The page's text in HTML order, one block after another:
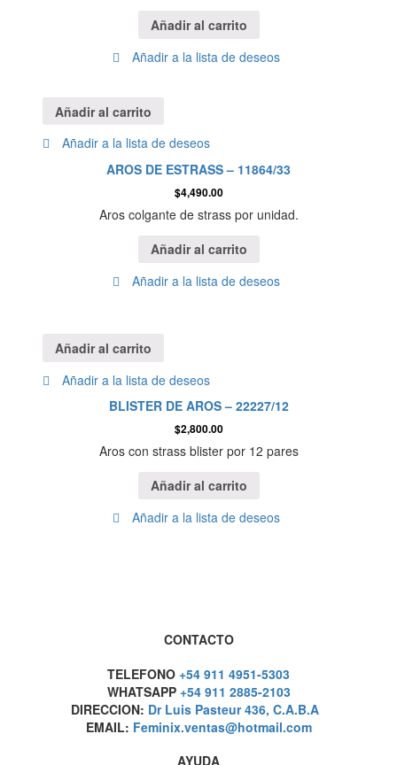
Añadir al carrito
Añadir a la lista de deseos
Añadir al carrito
Añadir a la lista de deseos
AROS DE ESTRASS – 11864/33
$4,490.00
Aros colgante de strass por unidad.
Añadir al carrito
Añadir a la lista de deseos
Añadir al carrito
Añadir a la lista de deseos
BLISTER DE AROS – 22227/12
$2,800.00
Aros con strass blister por 12 pares
Añadir al carrito
Añadir a la lista de deseos
CONTACTO
TELEFONO +54 911 4951-5303
WHATSAPP +54 911 2885-2103
DIRECCION: Dr Luis Pasteur 436, C.A.B.A
EMAIL: Feminix.ventas@hotmail.com
AYUDA